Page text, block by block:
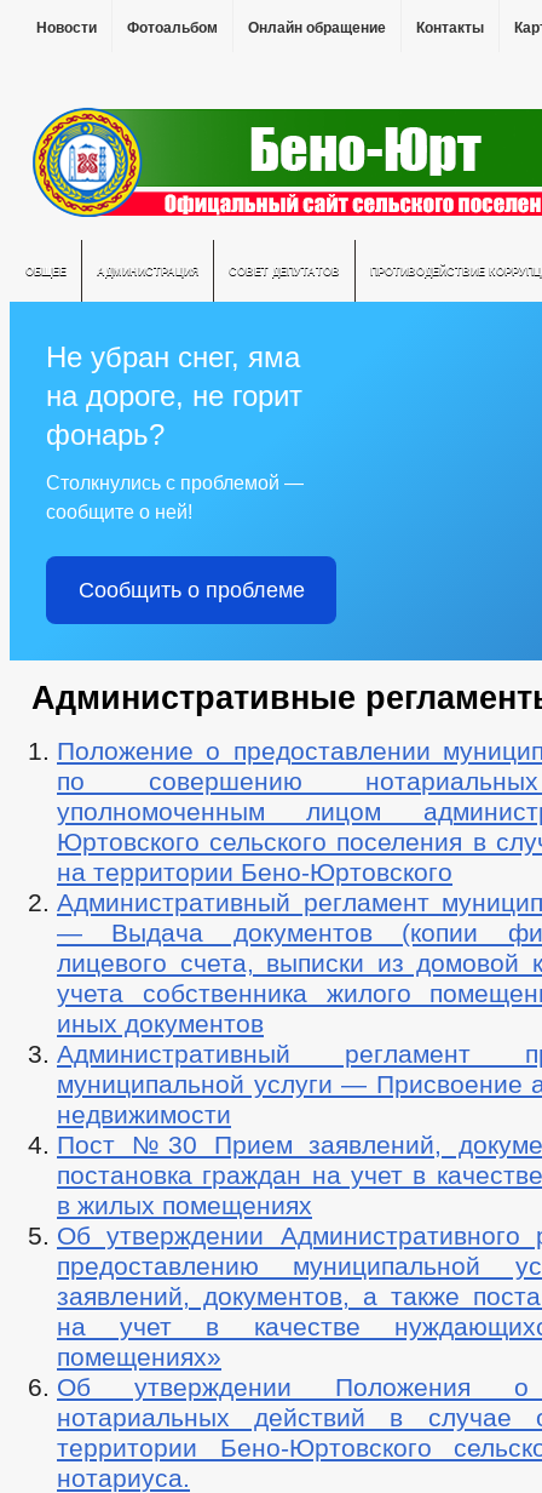
Новости Фотоальбом Онлайн обращение Контакты
ОБЩЕЕ АДМИНИСТРАЦИЯ СОВЕТ ДЕПУТАТОВ ПРОТИВОДЕЙСТВИЕ
Не убран снег, яма
на дороге, не горит
фонарь?
Столкнулись с проблемой —
сообщите о ней!
Сообщить о проблеме
Административные
Положение о предоставлении
по совершению
уполномоченным лицом
Юртовского сельского поселения в
на территории Бено-Юртовского
Административный регламент
— Выдача документов (копии
лицевого счета, выписки из домовой
учета собственника жилого
иных документов
Административный регламент
муниципальной услуги — Присвоение
недвижимости
Пост №30 Прием заявлений,
постановка граждан на учет в
в жилых помещениях
Об утверждении Административного
предоставлению муниципальной
заявлений, документов, а также
на учет в качестве
помещениях»
Об утверждении Положения о
нотариальных действий в случае
территории Бено-Юртовского
нотариуса.